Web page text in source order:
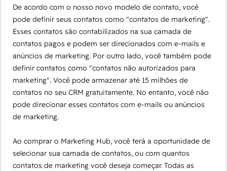
De acordo com o nosso novo modelo de contato, você
pode definir seus contatos como "contatos de marketing".
Esses contatos são contabilizados na sua camada de
contatos pagos e podem ser direcionados com e-mails e
anúncios de marketing. Por outro lado, você também pode
definir contatos como "contatos não autorizados para
marketing". Você pode armazenar até 15 milhões de
contatos no seu CRM gratuitamente. No entanto, você não
pode direcionar esses contatos com e-mails ou anúncios
de marketing.
Ao comprar o Marketing Hub, você terá a oportunidade de
selecionar sua camada de contatos, ou com quantos
contatos de marketing você deseja começar. Todas as